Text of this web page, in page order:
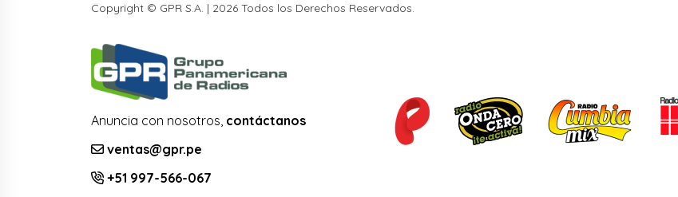
Copyright © GPR S.A. | 2026 Todos los Derechos Reservados.
Anuncia con nosotros, contáctanos
ventas@gpr.pe
+51 997-566-067